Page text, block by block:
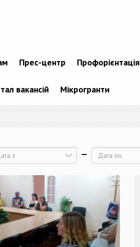
Прес-центр Профорієнтація
вакансій Мікрогранти